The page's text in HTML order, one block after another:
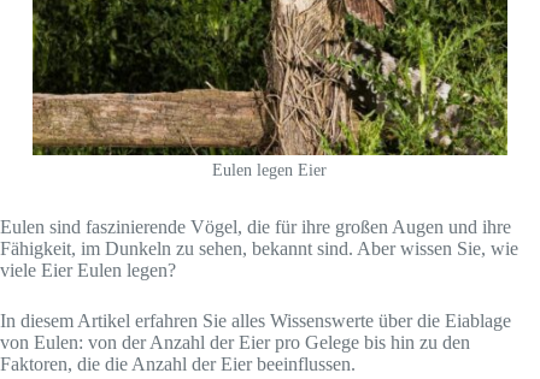
Eulen legen Eier
Eulen sind faszinierende Vögel, die für ihre großen Augen und ihre
Fähigkeit, im Dunkeln zu sehen, bekannt sind. Aber wissen Sie, wie
viele Eier Eulen legen?
In diesem Artikel erfahren Sie alles Wissenswerte über die Eiablage
von Eulen: von der Anzahl der Eier pro Gelege bis hin zu den
Faktoren, die die Anzahl der Eier beeinflussen.